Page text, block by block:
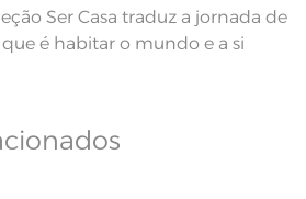
Ser Casa traduz a jornada de
é habitar o mundo e a si